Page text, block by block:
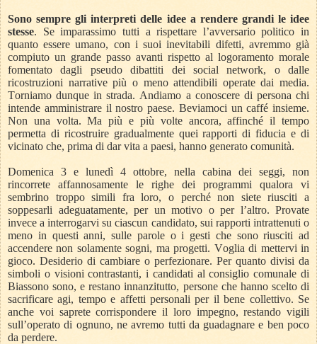
Sono sempre gli interpreti delle idee a rendere grandi le idee
stesse. Se imparassimo tutti a rispettare l’avversario politico in
quanto essere umano, con i suoi inevitabili difetti, avremmo già
compiuto un grande passo avanti rispetto al logoramento morale
fomentato dagli pseudo dibattiti dei social network, o dalle
ricostruzioni narrative più o meno attendibili operate dai media.
Torniamo dunque in strada. Andiamo a conoscere di persona chi
intende amministrare il nostro paese. Beviamoci un caffé insieme.
Non una volta. Ma più e più volte ancora, affinché il tempo
permetta di ricostruire gradualmente quei rapporti di fiducia e di
vicinato che, prima di dar vita a paesi, hanno generato comunità.
Domenica 3 e lunedì 4 ottobre, nella cabina dei seggi, non
rincorrete affannosamente le righe dei programmi qualora vi
sembrino troppo simili fra loro, o perché non siete riusciti a
soppesarli adeguatamente, per un motivo o per l’altro. Provate
invece a interrogarvi su ciascun candidato, sui rapporti intrattenuti o
meno in questi anni, sulle parole o i gesti che sono riusciti ad
accendere non solamente sogni, ma progetti. Voglia di mettervi in
gioco. Desiderio di cambiare o perfezionare. Per quanto divisi da
simboli o visioni contrastanti, i candidati al consiglio comunale di
Biassono sono, e restano innanzitutto, persone che hanno scelto di
sacrificare agi, tempo e affetti personali per il bene collettivo. Se
anche voi saprete corrispondere il loro impegno, restando vigili
sull’operato di ognuno, ne avremo tutti da guadagnare e ben poco
da perdere.